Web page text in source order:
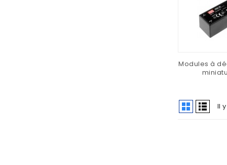
Modules à
Il